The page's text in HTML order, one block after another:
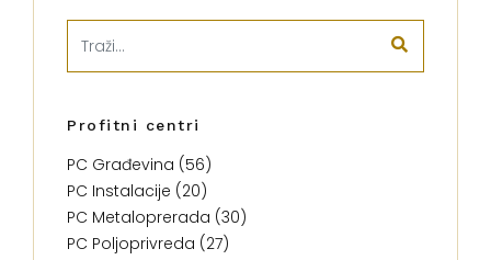
Profitni centri
PC Građevina (56)
PC Instalacije (20)
PC Metaloprerada (30)
PC Poljoprivreda (27)